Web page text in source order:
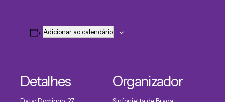
Adicionar ao calendário
Detalhes Organizador